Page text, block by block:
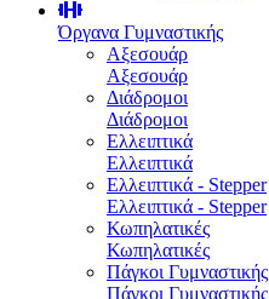
Όργανα Γυμναστικής
Αξεσουάρ
Αξεσουάρ
Διάδρομοι
Διάδρομοι
Ελλειπτικά
Ελλειπτικά
Ελλειπτικά - Stepper
Ελλειπτικά - Stepper
Κωπηλατικές
Κωπηλατικές
Πάγκοι Γυμναστικής
Πάγκοι Γυμναστικής